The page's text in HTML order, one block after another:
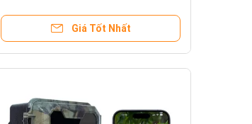
nước IP67 lên đến 512GB Lưu trữ
Giá cạnh tranh Máy ảnh săn
Giá Tốt Nhất